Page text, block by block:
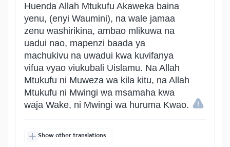
Huenda Allah Mtukufu Akaweka baina
yenu, (enyi Waumini), na wale jamaa
zenu washirikina, ambao mlikuwa na
uadui nao, mapenzi baada ya
machukivu na uwadui kwa kuvifanya
vifua vyao viukubali Uislamu. Na Allah
Mtukufu ni Muweza wa kila kitu, na Allah
Mtukufu ni Mwingi wa msamaha kwa
waja Wake, ni Mwingi wa huruma Kwao.
Show other translations